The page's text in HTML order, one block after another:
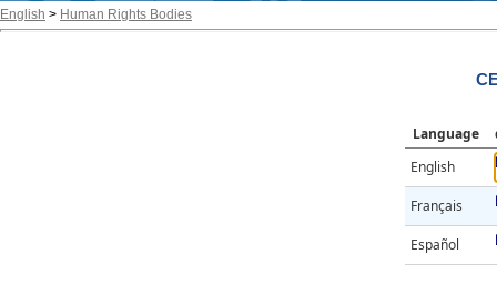
English > Human Rights Bodies
Language
English
Français
Español